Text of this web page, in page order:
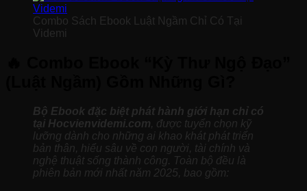
Combo Sách Ebook Luật Ngầm Chỉ Có Tại
Videmi
Bộ Ebook đặc biệt phát hành giới hạn chỉ có
tại Hocvienvidemi.com, được tuyển chọn kỹ
lưỡng dành cho những ai khao khát phát triển
bản thân, hiểu sâu về con người, tài chính và
nghệ thuật sống thành công. Toàn bộ đều là
phiên bản mới nhất năm 2025, bao gồm: